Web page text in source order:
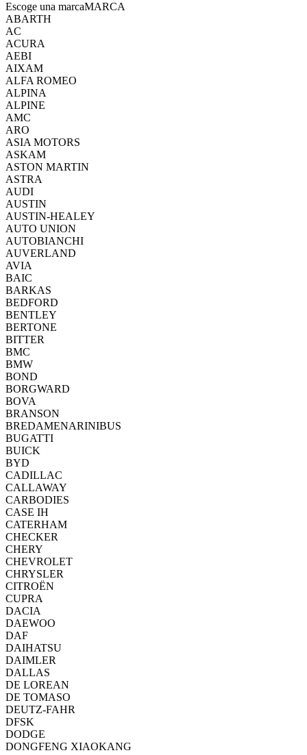
Escoge una marcaMARCA
ABARTH
AC
ACURA
AEBI
AIXAM
ALFA ROMEO
ALPINA
ALPINE
AMC
ARO
ASIA MOTORS
ASKAM
ASTON MARTIN
ASTRA
AUDI
AUSTIN
AUSTIN-HEALEY
AUTO UNION
AUTOBIANCHI
AUVERLAND
AVIA
BAIC
BARKAS
BEDFORD
BENTLEY
BERTONE
BITTER
BMC
BMW
BOND
BORGWARD
BOVA
BRANSON
BREDAMENARINIBUS
BUGATTI
BUICK
BYD
CADILLAC
CALLAWAY
CARBODIES
CASE IH
CATERHAM
CHECKER
CHERY
CHEVROLET
CHRYSLER
CITROËN
CUPRA
DACIA
DAEWOO
DAF
DAIHATSU
DAIMLER
DALLAS
DE LOREAN
DE TOMASO
DEUTZ-FAHR
DFSK
DODGE
DONGFENG XIAOKANG